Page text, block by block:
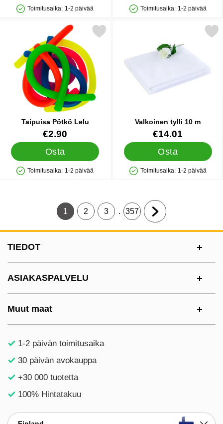
Saatavuus: Varastossa
Toimitusaika: 1-2 päivää
Saatavuus: Varastossa
Toimitusaika: 1-2 päivää
Taipuisa Pötkö Lelu
Tuote.nro 23595
€2.90
Osta
Saatavuus: Varastossa
Toimitusaika: 1-2 päivää
Merkitse taipuisa Pötkö Lelu suosikiksi
Valkoinen tylli 10 m
Tuote.nro 41398€14.01
Osta
Saatavuus: Varastossa
Toimitusaika: 1-2 päivää
Merkitse valkoinen
Tämänhetkinen sivu, Sivu
1
Siirry sivulle
2
Siirry sivulle
3
.
Siirry sivulle
357
Siirry seuraavalle
TIEDOT
ASIAKASPALVELU
Muut maat
1-2 päivän toimitusaika
30 päivän avokauppa
+30 000 tuotetta
100% Hintatakuu